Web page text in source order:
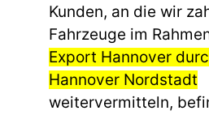
Kunden, an die wir
Fahrzeuge im
Export Hannover
Hannover Nordstadt
weitervermitteln,